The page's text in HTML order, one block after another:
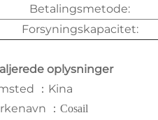
Betalingsmetode:
Forsyningskapacitet:
oplysninger
： Kina
： Cosail